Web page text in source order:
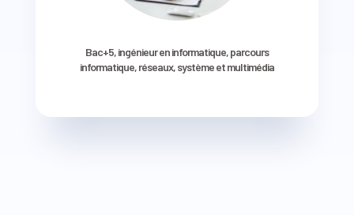
Bac+5, ingénieur en informatique, parcours
informatique, réseaux, système et multimédia